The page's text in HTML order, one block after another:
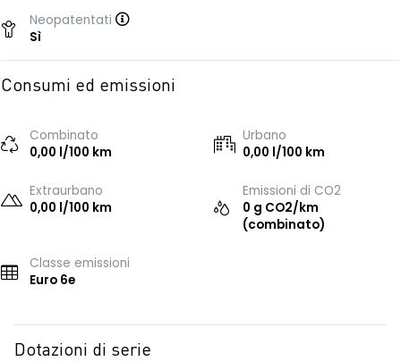
Neopatentati
Sì
Consumi ed emissioni
Combinato
0,00 l/100 km
Urbano
0,00 l/100 km
Extraurbano
0,00 l/100 km
Emissioni di CO2
0 g CO2/km
(combinato)
Classe emissioni
Euro 6e
Dotazioni di serie